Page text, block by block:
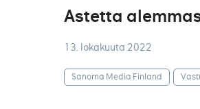
Astetta
13. lokakuuta 2022
Sanoma Media Finland